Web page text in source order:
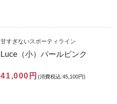
甘すぎないスポーティライン
Luce（小）パールピンク
41,000円 (消費税込:45,100円)